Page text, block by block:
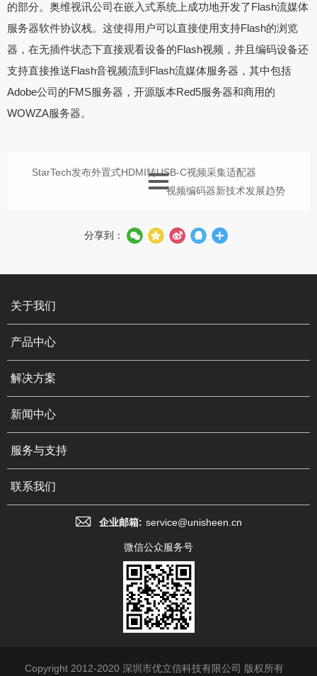
的部分。奥维视讯公司在嵌入式系统上成功地开发了Flash流媒体
服务器软件协议栈。这使得用户可以直接使用支持Flash的浏览
器，在无插件状态下直接观看设备的Flash视频，并且编码设备还
支持直接推送Flash音视频流到Flash流媒体服务器，其中包括
Adobe公司的FMS服务器，开源版本Red5服务器和商用的
WOWZA服务器。
StarTech发布外置式HDMI转USB-C视频采集适配器
视频编码器新技术发展趋势
分享到：
关于我们
产品中心
解决方案
新闻中心
服务与支持
联系我们
企业邮箱: service@unisheen.cn
微信公众服务号
Copyright 2012-2020 深圳市优立信科技有限公司 版权所有